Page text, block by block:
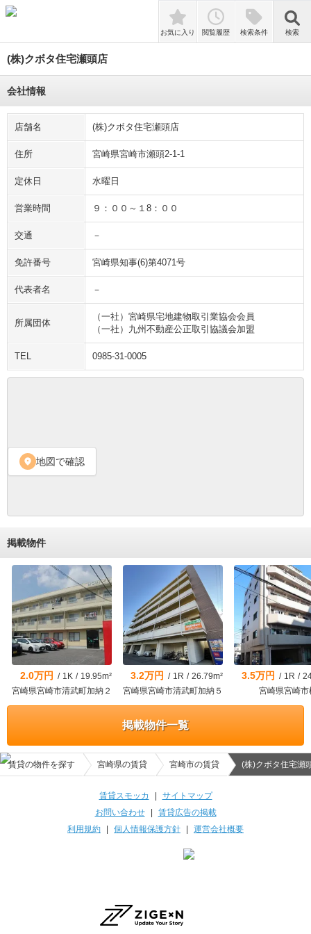
検索
お気に入り 閲覧履歴 検索条件 検索
(株)クボタ住宅瀬頭店
会社情報
店舗名 (株)クボタ住宅瀬頭店
住所 宮崎県宮崎市瀬頭2-1-1
定休日 水曜日
営業時間 ９：００～１8：００
交通 －
免許番号 宮崎県知事(6)第4071号
代表者名 －
所属団体
（一社）宮崎県宅地建物取引業協会会員
（一社）九州不動産公正取引協議会加盟
TEL 0985-31-0005
location_on 地図で確認
掲載物件
2.0万円 / 1K / 19.95m²
宮崎県宮崎市清武町加納２
3.2万円 / 1R / 26.79m²
宮崎県宮崎市清武町加納５
3.5万円 / 1R /
宮崎県宮崎市
掲載物件一覧
賃貸の物件を探す 宮崎県の賃貸 宮崎市の賃貸 (株)クボタ住宅瀬
賃貸スモッカ
サイトマップ
お問い合わせ| 賃貸広告の掲載
利用規約
個人情報保護方針 運営会社概要